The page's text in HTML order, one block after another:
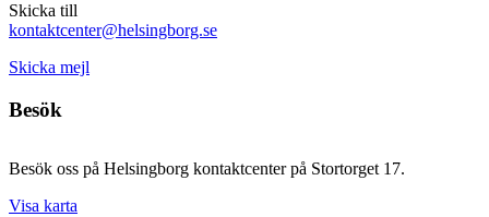
Skicka till
kontaktcenter@helsingborg.se
Skicka mejl
Besök
Besök oss på Helsingborg kontaktcenter på Stortorget 17.
Visa karta